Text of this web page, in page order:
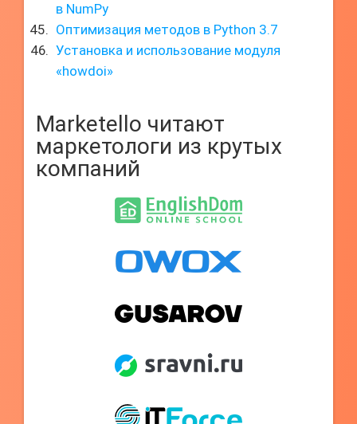
в NumPy
Оптимизация методов в Python 3.7
Установка и использование модуля
«howdoi»
Marketello читают
маркетологи из крутых
компаний